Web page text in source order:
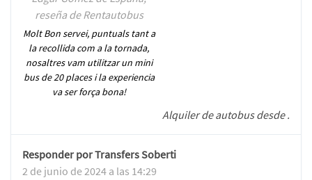
reseña de Rentautobus
Molt Bon servei, puntuals tant a
la recollida com a la tornada,
nosaltres vam utilitzar un mini
bus de 20 places i la experiencia
va ser força bona!
Alquiler de autobus desde .
Responder por Transfers Soberti
2 de junio de 2024 a las 14:29